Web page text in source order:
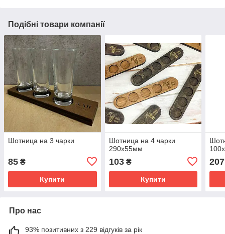
Подібні товари компанії
Шотница на 3 чарки
85 ₴
Купити
Шотница на 4 чарки
290х55мм
103₴
Купити
207
Про нас
93% позитивних з 229 відгуків за рік